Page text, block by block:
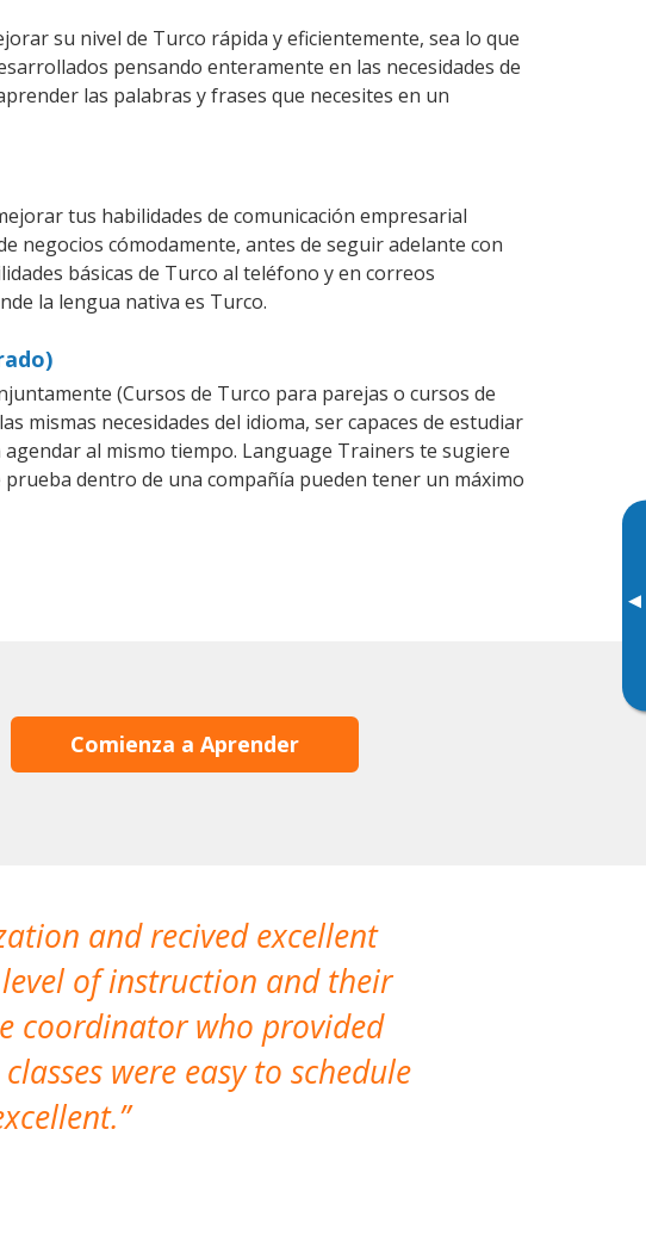
▸
su nivel de Turco rápida y eficientemente, sea lo que
pensando enteramente en las necesidades de
las palabras y frases que necesites en un
tus habilidades de comunicación empresarial
negocios cómodamente, antes de seguir adelante con
básicas de Turco al teléfono y en correos
la lengua nativa es Turco.
(Cursos de Turco para parejas o cursos de
mismas necesidades del idioma, ser capaces de estudiar
al mismo tiempo. Language Trainers te sugiere
dentro de una compañía pueden tener un máximo
Comienza a Aprender
and recived excellent
of instruction and their
coordinator who provided
were easy to schedule